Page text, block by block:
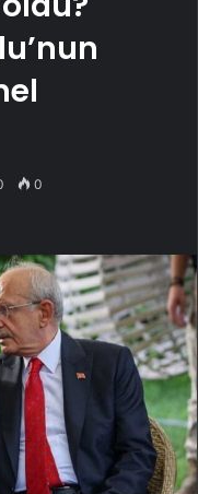
0